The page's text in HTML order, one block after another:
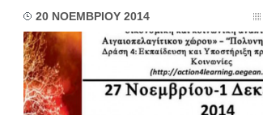
20 ΝΟΕΜΒΡΙΟΥ 2014